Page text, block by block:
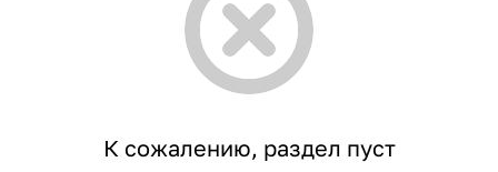
К сожалению, раздел пуст